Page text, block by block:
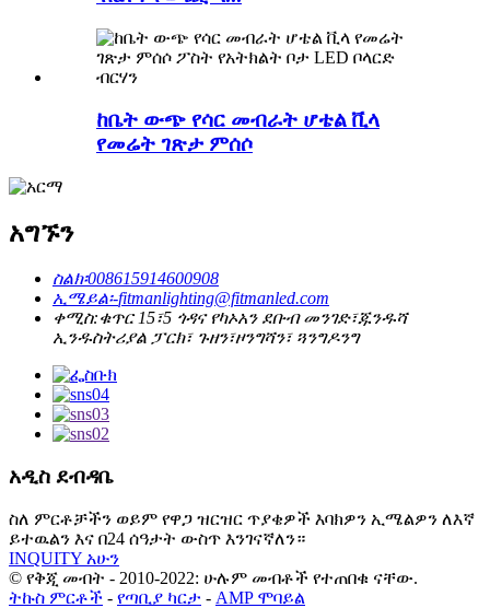
ከቤት ውጭ የሳር መብራት ሆቴል ቪላ
የመሬት ገጽታ ምሰሶ
አግኙን
ስልክ፡008615914600908
ኢሜይል፡-fitmanlighting@fitmanled.com
ቀሚስ:ቁጥር 15፣5 ጎዳና የካኦአን ደቡብ መንገድ፣ጁንዱሻ
ኢንዱስትሪያል ፓርክ፣ ጉዘን፣ዞንግሻን፣ ጓንግዶንግ
አዲስ ደብዳቤ
ስለ ምርቶቻችን ወይም የዋጋ ዝርዝር ጥያቄዎች እባክዎን ኢሜልዎን ለእኛ
ይተዉልን እና በ24 ሰዓታት ውስጥ እንገናኛለን።
INQUITY አሁን
© የቅጂ መብት - 2010-2022: ሁሉም መብቶች የተጠበቁ ናቸው.
ትኩስ ምርቶች - የጣቢያ ካርታ - AMP ሞባይል